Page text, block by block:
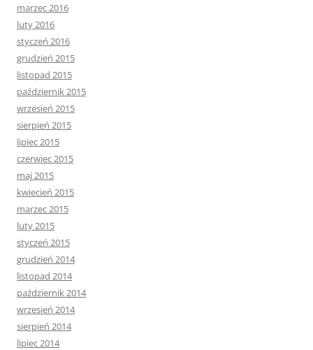
marzec 2016
luty 2016
styczeń 2016
grudzień 2015
listopad 2015
październik 2015
wrzesień 2015
sierpień 2015
lipiec 2015
czerwiec 2015
maj 2015
kwiecień 2015
marzec 2015
luty 2015
styczeń 2015
grudzień 2014
listopad 2014
październik 2014
wrzesień 2014
sierpień 2014
lipiec 2014